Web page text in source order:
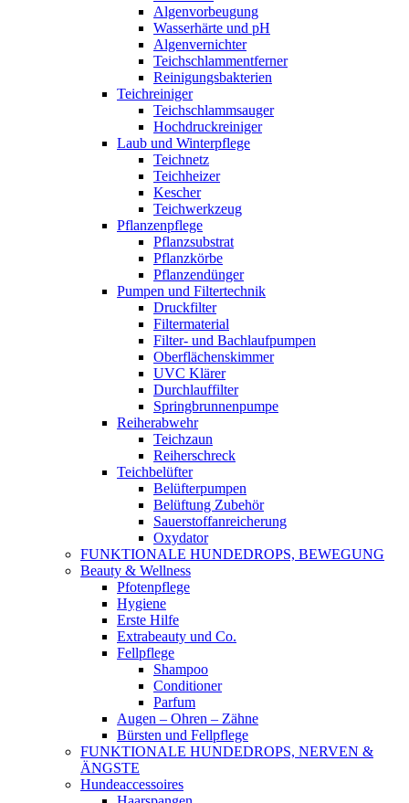
Algenvorbeugung
Wasserhärte und pH
Algenvernichter
Teichschlammentferner
Reinigungsbakterien
Teichreiniger
Teichschlammsauger
Hochdruckreiniger
Laub und Winterpflege
Teichnetz
Teichheizer
Kescher
Teichwerkzeug
Pflanzenpflege
Pflanzsubstrat
Pflanzkörbe
Pflanzendünger
Pumpen und Filtertechnik
Druckfilter
Filtermaterial
Filter- und Bachlaufpumpen
Oberflächenskimmer
UVC Klärer
Durchlauffilter
Springbrunnenpumpe
Reiherabwehr
Teichzaun
Reiherschreck
Teichbelüfter
Belüfterpumpen
Belüftung Zubehör
Sauerstoffanreicherung
Oxydator
FUNKTIONALE HUNDEDROPS, BEWEGUNG
Beauty & Wellness
Pfotenpflege
Hygiene
Erste Hilfe
Extrabeauty und Co.
Fellpflege
Shampoo
Conditioner
Parfum
Augen – Ohren – Zähne
Bürsten und Fellpflege
FUNKTIONALE HUNDEDROPS, NERVEN &
ÄNGSTE
Hundeaccessoires